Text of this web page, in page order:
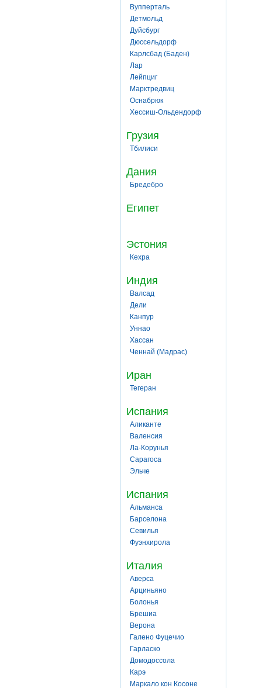
Вупперталь
Детмольд
Дуйсбург
Дюссельдорф
Карлсбад (Баден)
Лар
Лейпциг
Марктредвиц
Оснабрюк
Хессиш-Ольдендорф
Грузия
Тбилиси
Дания
Бредебро
Египет
Эстония
Кехра
Индия
Валсад
Дели
Канпур
Уннао
Хассан
Ченнай (Мадрас)
Иран
Тегеран
Испания
Аликанте
Валенсия
Ла-Корунья
Сарагоса
Эльче
Испания
Альманса
Барселона
Севилья
Фуэнхирола
Италия
Аверса
Арциньяно
Болонья
Брешиа
Верона
Галено Фуцечио
Гарласко
Домодоссола
Карэ
Маркало кон Косоне